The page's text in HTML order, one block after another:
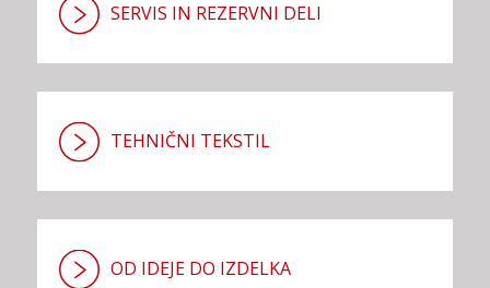
SERVIS IN REZERVNI DELI
TEHNIČNI TEKSTIL
OD IDEJE DO IZDELKA